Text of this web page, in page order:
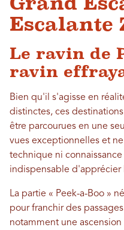
Escalante
Le ravin de
ravin
Bien qu'il s'agisse en
distinctes, ces
être parcourues en une
vues exceptionnelles et
technique ni
indispensable d'apprécier
La partie « Peek-a-Boo »
pour franchir des
notamment une